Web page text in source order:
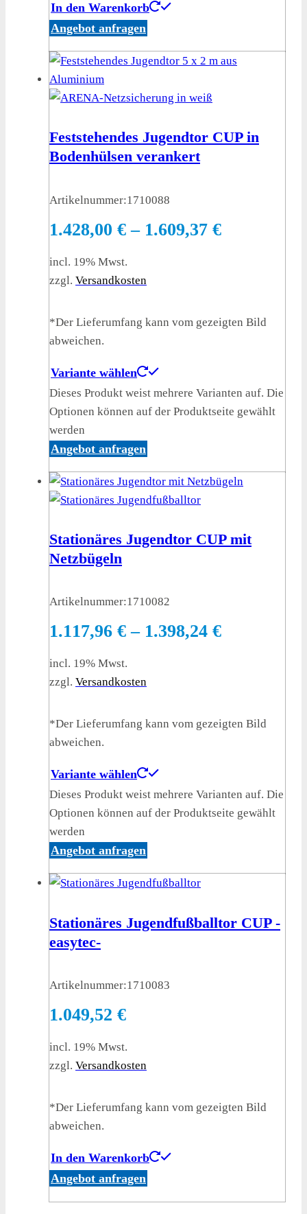
In den Warenkorb
Angebot anfragen
Feststehendes Jugendtor CUP in
Bodenhülsen verankert
Artikelnummer:1710088
1.428,00 € – 1.609,37 €
incl. 19% Mwst.
zzgl. Versandkosten
*Der Lieferumfang kann vom gezeigten Bild
abweichen.
Variante wählen
Dieses Produkt weist mehrere Varianten auf. Die
Optionen können auf der Produktseite gewählt
werden
Angebot anfragen
Stationäres Jugendtor CUP mit
Netzbügeln
Artikelnummer:1710082
1.117,96 € – 1.398,24 €
incl. 19% Mwst.
zzgl. Versandkosten
*Der Lieferumfang kann vom gezeigten Bild
abweichen.
Variante wählen
Dieses Produkt weist mehrere Varianten auf. Die
Optionen können auf der Produktseite gewählt
werden
Angebot anfragen
Stationäres Jugendfußballtor CUP -
easytec-
Artikelnummer:1710083
1.049,52 €
incl. 19% Mwst.
zzgl. Versandkosten
*Der Lieferumfang kann vom gezeigten Bild
abweichen.
In den Warenkorb
Angebot anfragen